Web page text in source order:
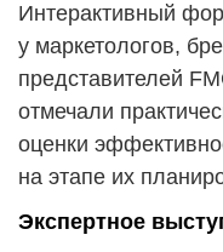
Интерактивный
у маркетологов,
представителей
отмечали
оценки
на этапе их
Экспертное